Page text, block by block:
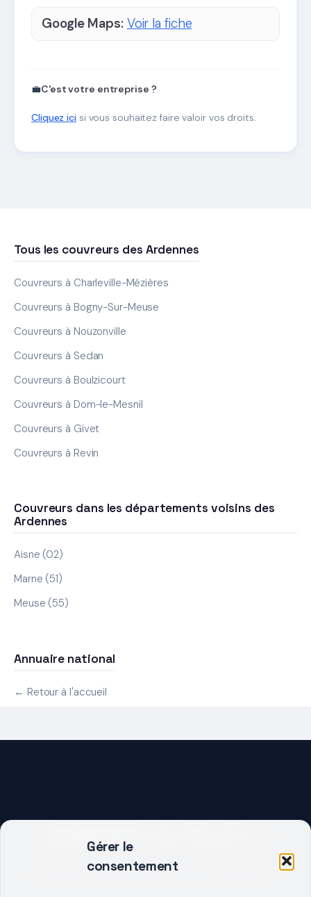
Gérer le
consentement
Google Maps: Voir la fiche
💼C'est votre entreprise ?
Cliquez icisi vous souhaitez faire valoir vos droits.
Tous les couvreurs des Ardennes
Couvreurs à Charleville-Mézières
Couvreurs à Bogny-Sur-Meuse
Couvreurs à Nouzonville
Couvreurs à Sedan
Couvreurs à Boulzicourt
Couvreurs à Dom-le-Mesnil
Couvreurs à Givet
Couvreurs à Revin
Couvreurs dans les départements voisins des
Ardennes
Aisne (02)
Marne (51)
Meuse (55)
Annuaire national
← Retour à l'accueil
DEMARRER UN PROJET ?
Décrivez votre besoin, trouvez le bon pro.